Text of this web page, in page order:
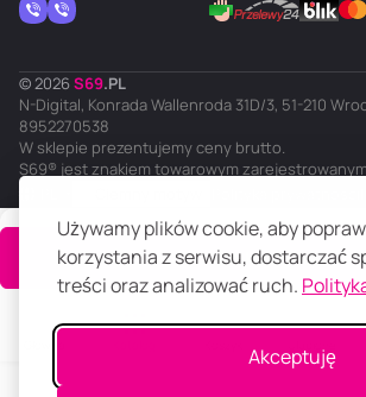
Używamy plików cookie, aby
korzystania z serwisu, dostarczać
treści oraz analizować ruch.
Akceptuję
Do koszyka
© 2026 S69.PL
N-Digital, Konrada Wallenroda 31D/3, 51-210
8952270538
W sklepie prezentujemy ceny brutto.
S69® jest znakiem towarowym